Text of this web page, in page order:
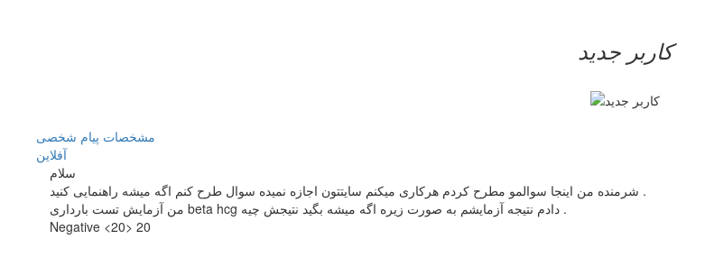
کاربر جدید
مشخصات پیام شخصی
آفلاين
سلام
شرمنده من اینجا سوالمو مطرح کردم هرکاری میکنم سایتتون اجازه نمیده سوال طرح کنم اگه میشه راهنمایی کنید .
من آزمایش تست بارداری beta hcg دادم نتیجه آزمایشم به صورت زیره اگه میشه بگید نتیجش چیه .
Negative <20> 20